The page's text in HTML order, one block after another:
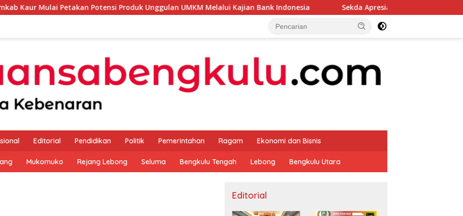
Produk Unggulan UMKM Melalui Kajian Bank Indonesia Sekda Apresiasi Inspektorat Provinsi Bengkulu Dukung
Editorial Pendidikan Politik Pemerintahan Ragam Ekonomi dan Bisnis
Mukomuko Rejang Lebong Seluma Bengkulu Tengah Lebong Bengkulu Utara
Editorial